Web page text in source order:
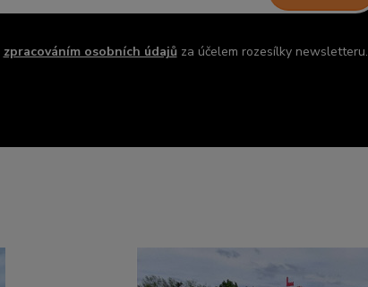
zpracováním osobních údajůza účelem rozesílky newsletteru.